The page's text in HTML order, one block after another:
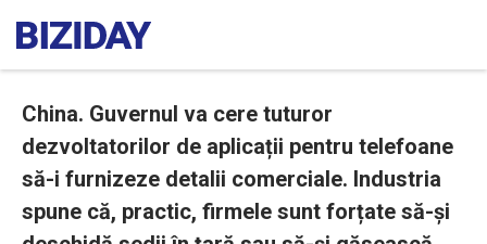
China. Guvernul va cere tuturor
dezvoltatorilor de aplicații pentru telefoane
să-i furnizeze detalii comerciale. Industria
spune că, practic, firmele sunt forțate să-și